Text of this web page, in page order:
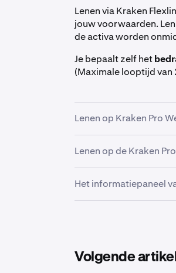
Lenen via Kraken
jouw voorwaarden.
de activa worden
Je bepaalt zelf het
(Maximale looptijd van
Lenen op Kraken Pro
1 Klik in het
in USDG, USDC,
hoewel het proces
Lenen op de Kraken
1 Tik op de knop
vervolgens op
Het informatiepaneel
Volgende